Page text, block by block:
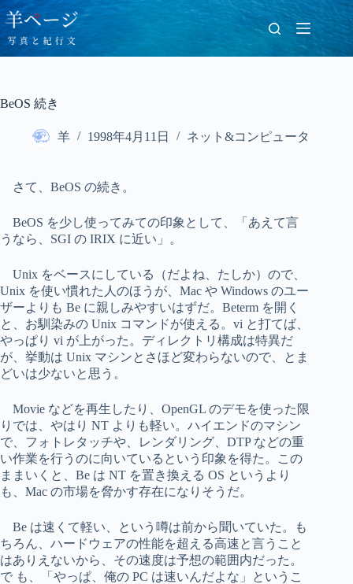
コ
ン
テ
ン
ス
BeOS 続き
羊 1998年4月11日 ネット&コンピュータ
さて、BeOS の続き。
BeOS を少し使ってみての印象として、「あえて言
うなら、SGI の IRIX に近い」。
Unix をベースにしている（だよね、たしか）ので、
Unix を使い慣れた人のほうが、Mac や Windows のユー
ザーよりも Be に親しみやすいはずだ。Beterm を開く
と、お馴染みの Unix コマンドが使える。vi と打てば、
やっぱり vi が上がった。ディレクトリ構成は特異だ
が、挙動は Unix マシンとさほど変わらないので、とま
どいは少ないと思う。
Movie などを再生したり、OpenGL のデモを使った限
りでは、やはり NT よりも軽い。ハイエンドのマシン
で、フォトレタッチや、レンダリング、DTP などの重
い作業を行うのに向いているという印象を得た。この
ままいくと、Be は NT を置き換える OS というより
も、Mac の市場を脅かす存在になりそうだ。
Be は速くて軽い、という噂は前から聞いていた。も
ちろん、ハードウェアの性能を超える高速と言うこと
はありえないから、その速度は予想の範囲内だった。
で も、「やっぱ、俺の PC は速いんだよな」というこ